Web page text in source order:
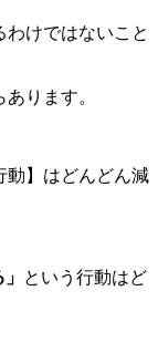
けではないこと
ります。
動】はどんどん減
という行動はど